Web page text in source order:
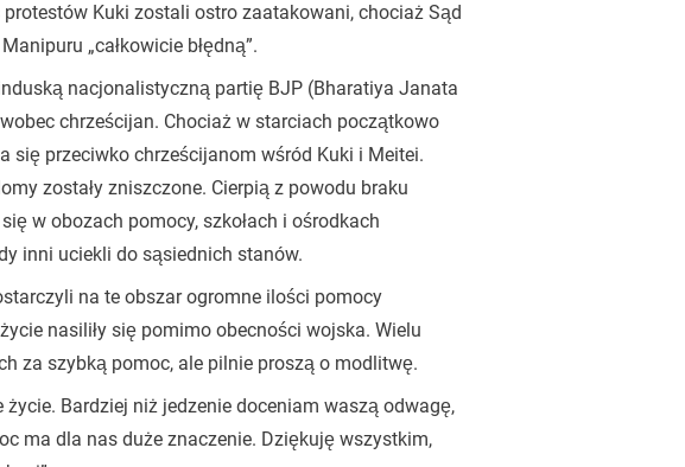
Kuki zostali ostro zaatakowani, chociaż Sąd
„całkowicie błędną”.
nacjonalistyczną partię BJP (Bharatiya Janata
chrześcijan. Chociaż w starciach początkowo
się przeciwko chrześcijanom wśród Kuki i Meitei.
zostały zniszczone. Cierpią z powodu braku
w obozach pomocy, szkołach i ośrodkach
inni uciekli do sąsiednich stanów.
na te obszar ogromne ilości pomocy
nasiliły się pomimo obecności wojska. Wielu
za szybką pomoc, ale pilnie proszą o modlitwę.
Bardziej niż jedzenie doceniam waszą odwagę,
ma dla nas duże znaczenie. Dziękuję wszystkim,